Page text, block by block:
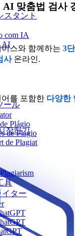
スタント
com IA
AI
ール
Plágio
de Plagio
de Plagiat
具
イター
AI 맞춤법 검사
스와 함께하는 3
사온라인.
를 포함한 다양한
작하기